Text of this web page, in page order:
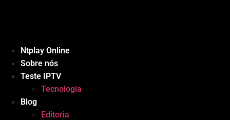
Ntplay Online
Sobre nós
Teste IPTV
Tecnologia
Blog
Editoria